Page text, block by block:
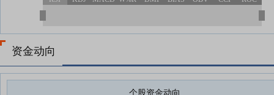
资金动向
个股资金动向